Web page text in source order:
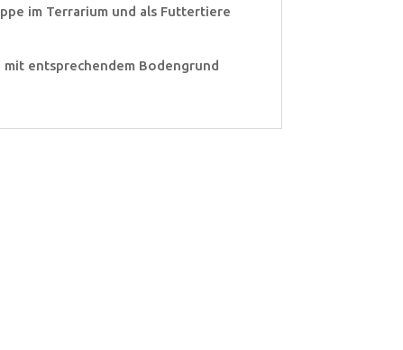
im Terrarium und als Futtertiere
entsprechendem Bodengrund